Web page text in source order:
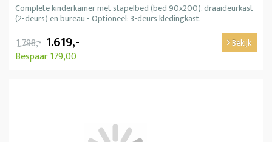
Complete kinderkamer met stapelbed (bed 90x200), draaideurkast
(2-deurs) en bureau - Optioneel: 3-deurs kledingkast.
1.798,- 1.619,-
Bespaar 179,00
Bekijk